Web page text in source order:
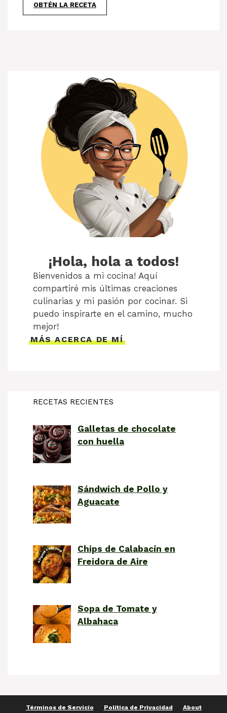
OBTÉN LA RECETA
¡Hola, hola a todos!
Bienvenidos a mi cocina! Aquí
compartiré mis últimas creaciones
culinarias y mi pasión por cocinar. Si
puedo inspirarte en el camino, mucho
mejor!
MÁS ACERCA DE MÍ
RECETAS RECIENTES
Galletas de chocolate
con huella
Sándwich de Pollo y
Aguacate
Chips de Calabacín en
Freidora de Aire
Sopa de Tomate y
Albahaca
Términos de Servicio Política de Privacidad About